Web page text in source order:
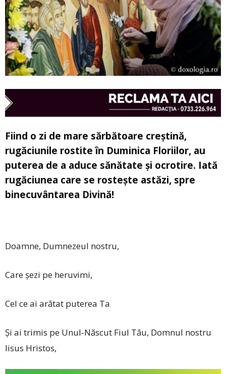
Fiind o zi de mare sărbătoare creștină,
rugăciunile rostite în Duminica Floriilor, au
puterea de a aduce sănătate și ocrotire. Iată
rugăciunea care se rostește astăzi, spre
binecuvântarea Divină!
Doamne, Dumnezeul nostru,
Care șezi pe heruvimi,
Cel ce ai arătat puterea Ta
Și ai trimis pe Unul‑Născut Fiul Tău, Domnul nostru
Iisus Hristos,